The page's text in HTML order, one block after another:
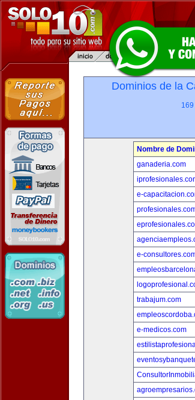
Dominios de la
Nombre de
ganaderia.com
e-
e-
trabajum.com
e-medicos.com